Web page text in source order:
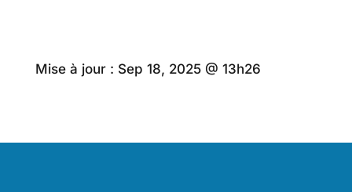
Mise à jour : Sep 18, 2025 @ 13h26